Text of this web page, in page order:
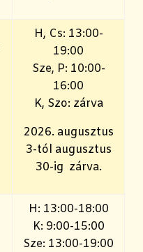
H, Cs: 13:00-
19:00
Sze, P: 10:00-
16:00
K, Szo: zárva
2026. augusztus
3-tól augusztus
30-ig zárva.
H: 13:00-18:00
K: 9:00-15:00
Sze: 13:00-19:00